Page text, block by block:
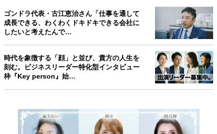
ゴンドラ代表・古江恵治さん「仕事を通して
成長できる、わくわくドキドキできる会社に
したいと考えたんで…
時代を象徴する「顔」と並び、貴方の人生を
刻む。ビジネスリーダー特化型インタビュー
枠『Key person』始…